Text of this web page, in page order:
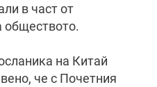
в част от
обществото.
на Китай
че с Почетния